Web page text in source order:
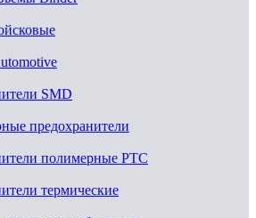
SMD
предохранители
полимерные PTC
термические